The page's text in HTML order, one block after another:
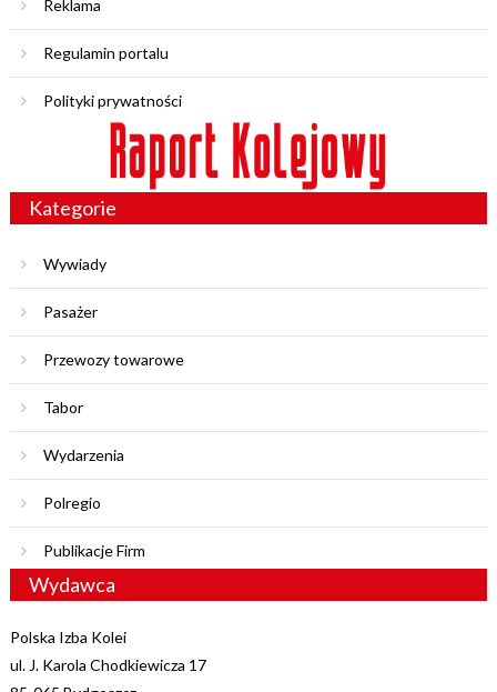
Reklama
Regulamin portalu
Polityki prywatności
Kategorie
Wywiady
Pasażer
Przewozy towarowe
Tabor
Wydarzenia
Polregio
Publikacje Firm
Wydawca
Polska Izba Kolei
ul. J. Karola Chodkiewicza 17